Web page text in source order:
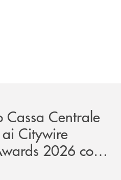
Cassa Centrale
Citywire
2026 come